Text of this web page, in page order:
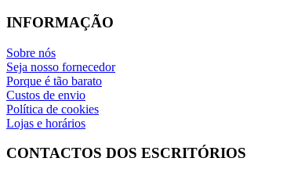
INFORMAÇÃO
Sobre nós
Seja nosso fornecedor
Porque é tão barato
Custos de envio
Política de cookies
Lojas e horários
CONTACTOS DOS ESCRITÓRIOS